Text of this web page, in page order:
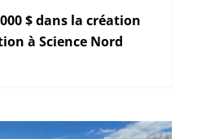
$ dans la création
à Science Nord